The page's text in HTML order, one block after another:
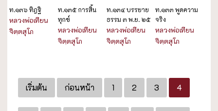
ท.๑๓๖ ทิฎฐิ
หลวงพ่อเทียน
จิตฺตสุโภ
ท.๑๓๕ การสิ้น
ทุกข์
หลวงพ่อเทียน
จิตฺตสุโภ
ท.๑๓๔ บรรยาย
ธรรม ๓ พ.ย. ๒๕
หลวงพ่อเทียน
จิตฺตสุโภ
ท.๑๓๓ พูดความ
จริง
หลวงพ่อเทียน
จิตฺตสุโภ
เริ่มต้น ก่อนหน้า 1 2 3 4